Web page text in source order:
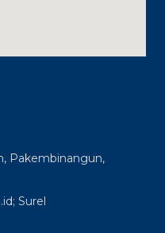
Pakembinangun,
Surel